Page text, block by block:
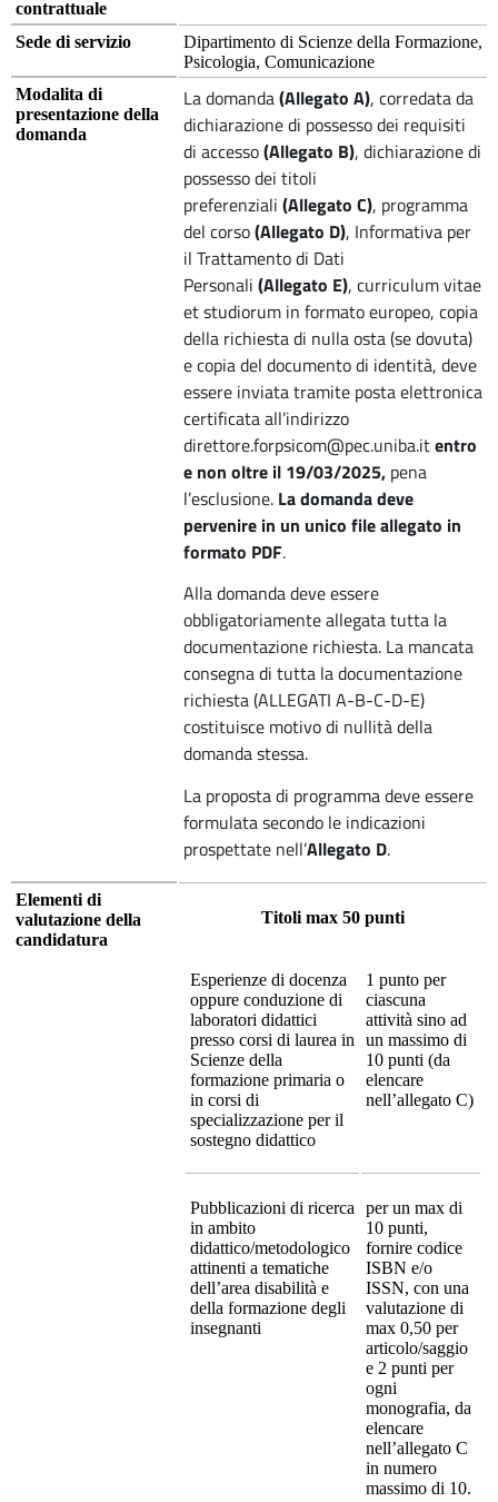
contrattuale
Sede di servizio
Dipartimento di Scienze della Formazione,
Psicologia, Comunicazione
Modalita di
presentazione della
domanda
La domanda(Allegato A), corredata da
dichiarazione di possesso dei requisiti
di accesso(Allegato B), dichiarazione di
possesso dei titoli
preferenziali (Allegato C), programma
del corso(Allegato D), Informativa per
il Trattamento di Dati
Personali (Allegato E), curriculum vitae
et studiorum in formato europeo, copia
della richiesta di nulla osta (se dovuta)
e copia del documento di identità, deve
essere inviata tramite posta elettronica
certificata all’indirizzo
direttore.forpsicom@pec.uniba.itentro
e non oltre il 19/03/2025, pena
l’esclusione. La domanda deve
pervenire in un unico file allegato in
formato PDF.
Alla domanda deve essere
obbligatoriamente allegata tutta la
documentazione richiesta. La mancata
consegna di tutta la documentazione
richiesta (ALLEGATI A-B-C-D-E)
costituisce motivo di nullità della
domanda stessa.
La proposta di programma deve essere
formulata secondo le indicazioni
prospettate nell’Allegato D.
Elementi di
valutazione della
candidatura
Titoli max 50 punti
Esperienze di docenza
oppure conduzione di
laboratori didattici
presso corsi di laurea in
Scienze della
formazione primaria o
in corsi di
specializzazione per il
sostegno didattico
1 punto per
ciascuna
attività sino ad
un massimo di
10 punti (da
elencare
nell’allegato C)
Pubblicazioni di ricerca
in ambito
didattico/metodologico
attinenti a tematiche
dell’area disabilità e
della formazione degli
insegnanti
per un max di
10 punti,
fornire codice
ISBN e/o
ISSN, con una
valutazione di
max 0,50 per
articolo/saggio
e 2 punti per
ogni
monografia, da
elencare
nell’allegato C
in numero
massimo di 10.